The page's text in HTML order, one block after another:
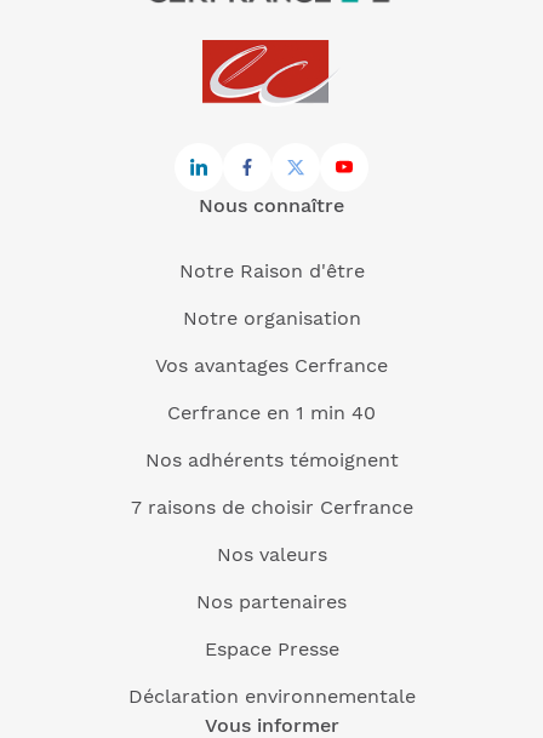
Nous connaître
Notre Raison d'être
Notre organisation
Vos avantages Cerfrance
Cerfrance en 1 min 40
Nos adhérents témoignent
7 raisons de choisir Cerfrance
Nos valeurs
Nos partenaires
Espace Presse
Déclaration environnementale
Vous informer